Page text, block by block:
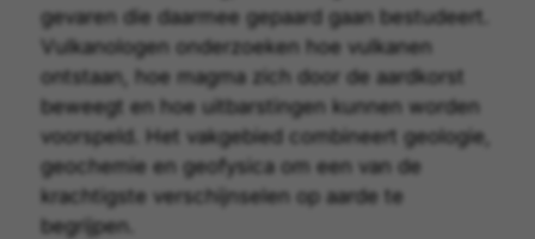
gevaren die daarmee gepaard gaan bestudeert.
Vulkanologen onderzoeken hoe vulkanen
ontstaan, hoe magma zich door de aardkorst
beweegt en hoe uitbarstingen kunnen worden
voorspeld. Het vakgebied combineert geologie,
geochemie en geofysica om een van de
krachtigste verschijnselen op aarde te
begrijpen.